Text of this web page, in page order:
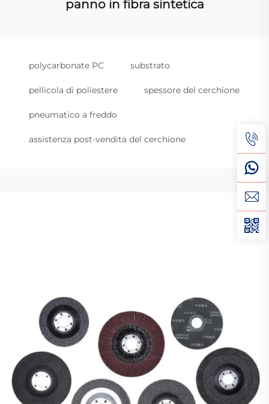
panno in fibra sintetica
polycarbonate PC substrato
pellicola di poliestere spessore del cerchione
pneumatico a freddo
assistenza post-vendita del cerchione